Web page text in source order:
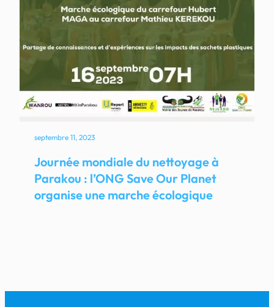
septembre 11, 2023
Journée mondiale du nettoyage à
Parakou : l’ONG Save Our Planet
organise une marche écologique